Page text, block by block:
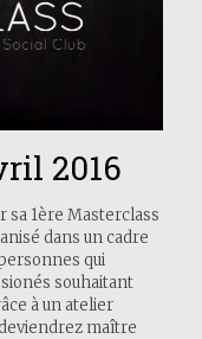
2016
sa 1ère Masterclass
dans un cadre
qui
souhaitant
à un atelier
maître